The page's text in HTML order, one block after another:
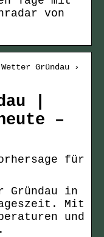
von
Gründau ›
|
–
für
Gründau in
Mit
und